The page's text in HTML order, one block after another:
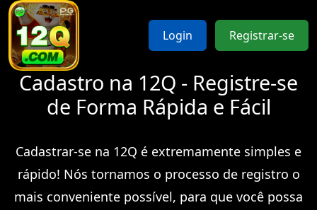
Login Registrar-se
Cadastro na 12Q - Registre-se
de Forma Rápida e Fácil
Cadastrar-se na 12Q é extremamente simples e
rápido! Nós tornamos o processo de registro o
mais conveniente possível, para que você possa